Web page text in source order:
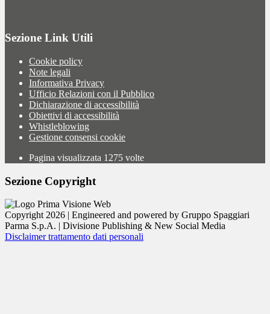
Sezione Link Utili
Cookie policy
Note legali
Informativa Privacy
Ufficio Relazioni con il Pubblico
Dichiarazione di accessibilità
Obiettivi di accessibilità
Whistleblowing
Gestione consensi cookie
Pagina visualizzata 1275 volte
Sezione Copyright
Copyright 2026 | Engineered and powered by Gruppo Spaggiari
Parma S.p.A. | Divisione Publishing & New Social Media
Disclaimer trattamento dati personali